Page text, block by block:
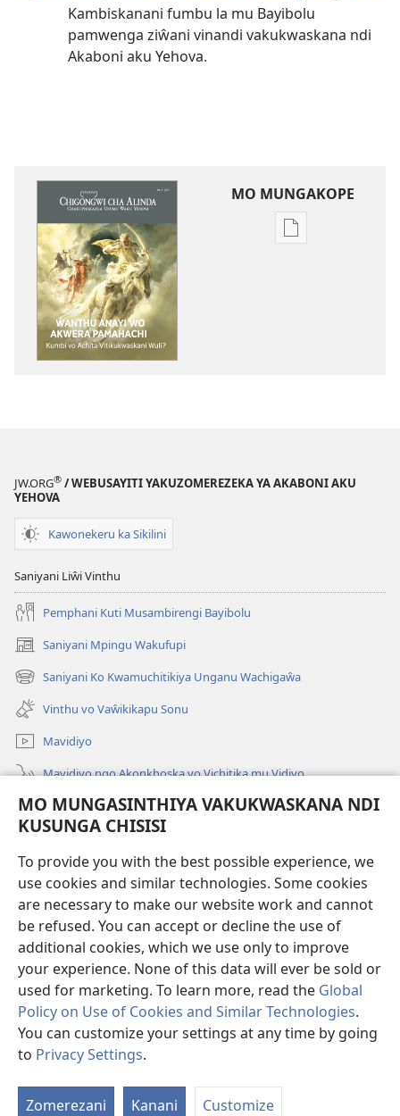
MO MUNGASINTHIYA VAKUKWASKANA NDI
KUSUNGA CHISISI
To provide you with the best possible experience, we
use cookies and similar technologies. Some cookies
are necessary to make our website work and cannot
be refused. You can accept or decline the use of
additional cookies, which we use only to improve
your experience. None of this data will ever be sold or
used for marketing. To learn more, read the Global
Policy on Use of Cookies and Similar Technologies.
You can customize your settings at any time by going
to Privacy Settings.
Zomerezani Kanani Customize
Kambiskanani fumbu la mu Bayibolu
pamwenga ziŵani vinandi vakukwaskana ndi
Akaboni aku Yehova.
MO MUNGAKOPE
Nthowa
—
JW.ORG® / WEBUSAYITI YAKUZOMEREZEKA YA AKABONI AKU
YEHOVA
Kawonekeru ka Sikilini
Saniyani Liŵi Vinthu
Pemphani Kuti Musambirengi Bayibolu
Saniyani Mpingu Wakufupi
(Lajula
Peji
Linyaki)
Saniyani Ko Kwamuchitikiya Unganu Wachigaŵa
(Lajula
Peji
Linyaki)
Vinthu vo Vaŵikikapu Sonu
Mavidiyo
Mavidiyo ngo Akonkhoska vo Vichitika mu Vidiyo
Fufuzani
(Lajula
Linyaki)LAYIBULARE YA PA INTANETI
(Lajula
Peji
Linyaki)JW Hub ®
(Lajula
Peji
Linyaki)
Copyright© 2026 Watch Tower Bible and Tract Society of Pennsylvania.
FUNDU ZO MUKHUMBIKA KULONDO
MUNGASINTHIYA VAKUKWASKANA NDI KUSUNGA CHISISI